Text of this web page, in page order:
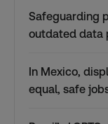
Safeguarding
outdated data
In Mexico,
equal, safe